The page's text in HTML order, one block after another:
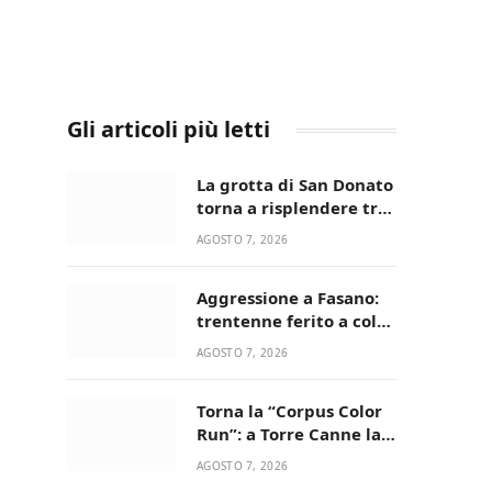
Gli articoli più letti
La grotta di San Donato
torna a risplendere tra
fede, natura e
AGOSTO 7, 2026
Aggressione a Fasano:
trentenne ferito a colpi
di pistola in casa
AGOSTO 7, 2026
Torna la “Corpus Color
Run”: a Torre Canne la
corsa più allegra e
AGOSTO 7, 2026